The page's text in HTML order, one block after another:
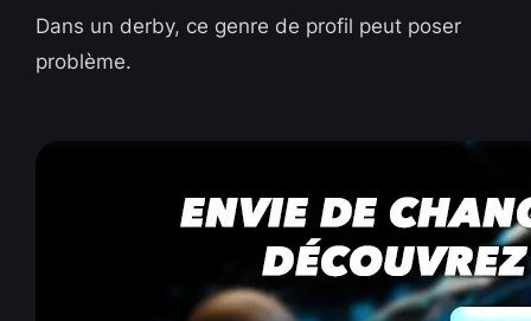
Dans un derby, ce genre de profil peut poser
problème.